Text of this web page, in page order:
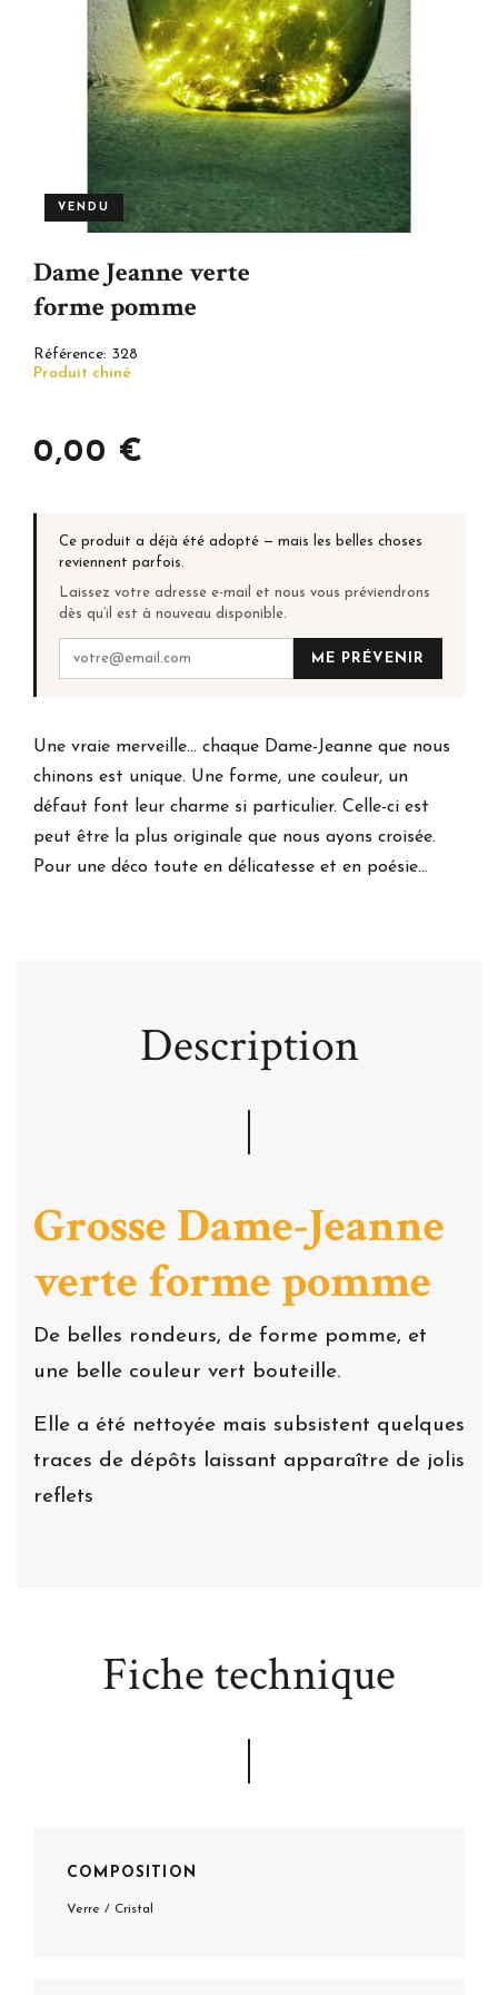
VENDU
Dame Jeanne verte
forme pomme
Référence: 328
Produit chiné
0,00 €
Ce produit a déjà été adopté — mais les belles choses
reviennent parfois.
Laissez votre adresse e-mail et nous vous préviendrons
dès qu’il est à nouveau disponible.
ME PRÉVENIR
Une vraie merveille... chaque Dame-Jeanne que nous
chinons est unique. Une forme, une couleur, un
défaut font leur charme si particulier. Celle-ci est
peut être la plus originale que nous ayons croisée.
Pour une déco toute en délicatesse et en poésie...
Description
Grosse Dame-Jeanne
verte forme pomme
De belles rondeurs, de forme pomme, et
une belle couleur vert bouteille.
Elle a été nettoyée mais subsistent quelques
traces de dépôts laissant apparaître de jolis
reflets
Fiche technique
COMPOSITION
Verre / Cristal